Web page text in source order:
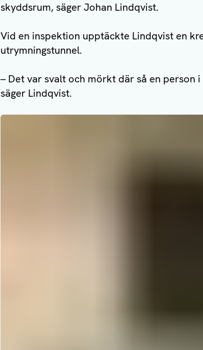
skyddsrum, säger Johan Lindqvist.
Vid en inspektion upptäckte Lindqvist en
utrymningstunnel.
– Det var svalt och mörkt där så en person
säger Lindqvist.